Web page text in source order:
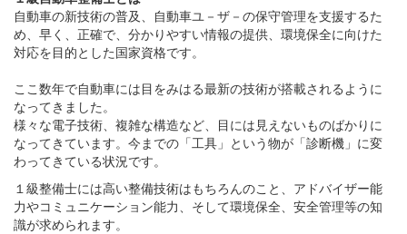
自動車の新技術の普及、自動車ユ－ザ－の保守管理を支援するた
め、早く、正確で、分かりやすい情報の提供、環境保全に向けた
対応を目的とした国家資格です。
ここ数年で自動車には目をみはる最新の技術が搭載されるように
なってきました。
様々な電子技術、複雑な構造など、目には見えないものばかりに
なってきています。今までの「工具」という物が「診断機」に変
わってきている状況です。
１級整備士には高い整備技術はもちろんのこと、アドバイザー能
力やコミュニケーション能力、そして環境保全、安全管理等の知
識が求められます。